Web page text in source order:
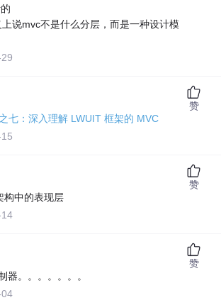
说mvc不是什么分层，而是一种设计模
七：深入理解 LWUIT 框架的 MVC
赞
构中的表现层
赞
器。。。。。。。
赞